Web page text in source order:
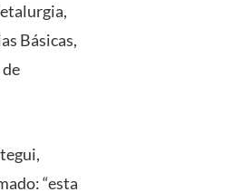
Básicas,
“esta